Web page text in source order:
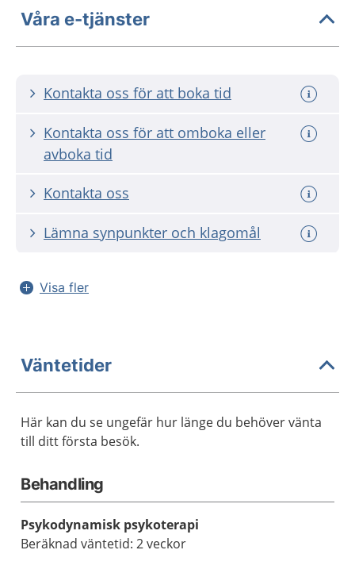
Våra e-tjänster
Kontakta oss för att boka tid
Kontakta oss för att omboka eller
avboka tid
Kontakta oss
Lämna synpunkter och klagomål
Visa fler
Väntetider
Här kan du se ungefär hur länge du behöver vänta
till ditt första besök.
Behandling
Psykodynamisk psykoterapi
Beräknad väntetid: 2 veckor